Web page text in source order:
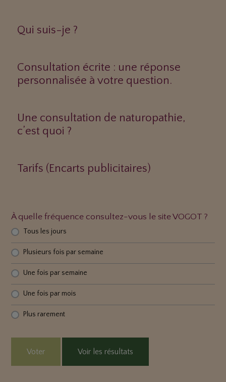
Qui suis-je ?
Consultation écrite : une réponse
personnalisée à votre question.
Une consultation de naturopathie,
c’est quoi ?
Tarifs (Encarts publicitaires)
À quelle fréquence consultez-vous le site VOGOT ?
Tous les jours
Plusieurs fois par semaine
Une fois par semaine
Une fois par mois
Plus rarement
Voter Voir les résultats